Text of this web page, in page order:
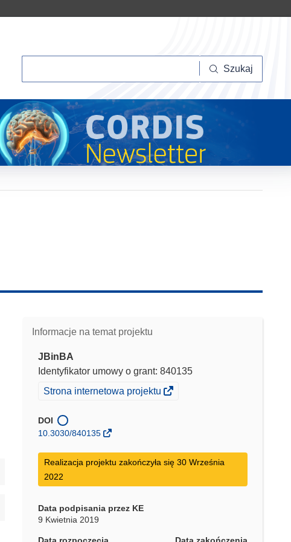
Szukaj
Informacje na temat projektu
JBinBA
Identyfikator umowy o grant: 840135
(odnośnik
w
nowym
Strona internetowa projektu
DOI
10.3030/840135
Realizacja projektu zakończyła się 30 Września
2022
Data podpisania przez KE
9 Kwietnia 2019
Data rozpoczęcia Data zakończenia